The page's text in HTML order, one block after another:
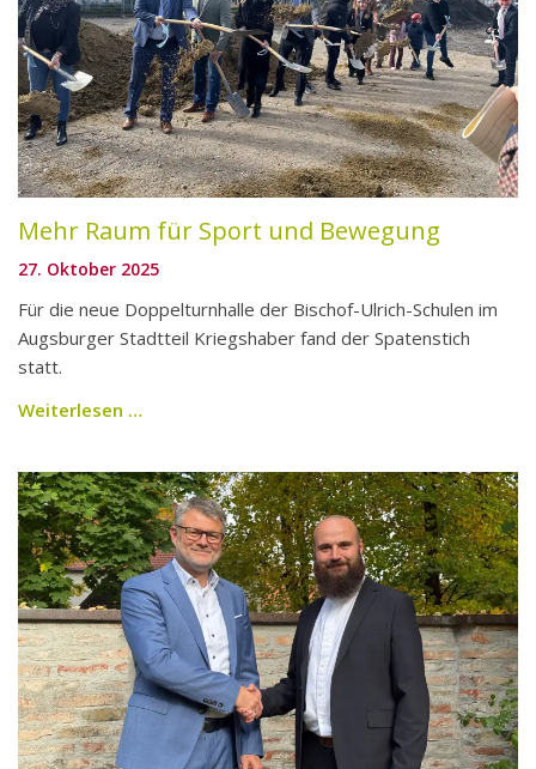
Mehr Raum für Sport und Bewegung
27. Oktober 2025
Für die neue Doppelturnhalle der Bischof-Ulrich-Schulen im
Augsburger Stadtteil Kriegshaber fand der Spatenstich
statt.
Weiterlesen …